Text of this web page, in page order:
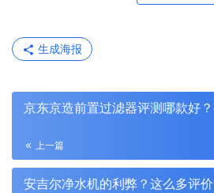
生成海报
京东京造前置过滤器评测哪款好
上一篇
安吉尔净水机的利弊？这么多评